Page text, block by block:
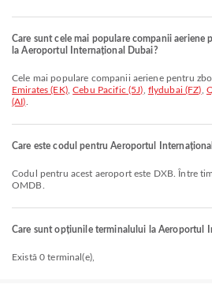
Care sunt cele mai populare companii
la Aeroportul Internațional Dubai?
Cele mai populare companii aeriene pentru
Emirates (EK),Cebu Pacific (5J) flydubai (FZ)
(AI)
Care este codul pentru Aeroportul
Codul pentru acest aeroport este DXB. Între timp, codul său icao este
OMDB.
Care sunt opțiunile terminalului la Aeroportul
Există 0 terminal(e),